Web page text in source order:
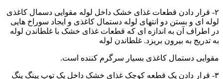
۲- قرار دادن قطعات غذای خشک داخل لوله مقوایی دسمال کاغذی
لوله ای و بستن دو انتهای لوله دستمال کاغذی و ایجاد سوراخ هایی
در اطراف آن به اندازه ای که قطعات غذای خشک با غلطاندن لوله
به تدریج به بیرون بریزد. غلطاندن لوله
مقوایی دستمال کاغذی بسیار سرگرم کننده است.
۳- قرار دادن یک قطعه کوچک غذای خشک داخل یک توپ پینگ پنگ